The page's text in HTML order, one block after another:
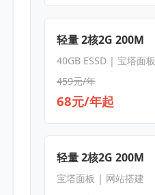
轻量 2核2G 200M
40GB ESSD | 宝塔面板
459元/年
68元/年起
轻量 2核2G 200M
宝塔面板 | 网站搭建